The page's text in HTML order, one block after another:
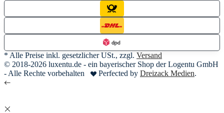
* Alle Preise inkl. gesetzlicher USt., zzgl. Versand
© 2018-2026 luxentu.de - ein bayerischer Shop der Logentu GmbH
- Alle Rechte vorbehalten
Perfected by Dreizack Medien.